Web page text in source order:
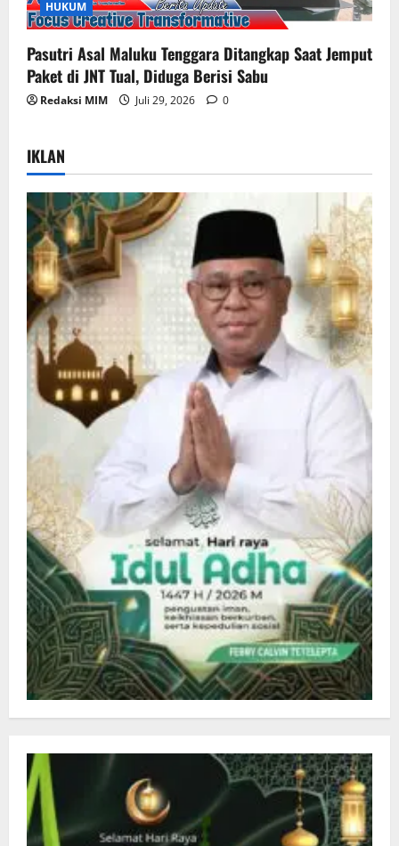
HUKUM
Pasutri Asal Maluku Tenggara Ditangkap Saat Jemput
Paket di JNT Tual, Diduga Berisi Sabu
Redaksi MIM Juli 29, 2026 0
IKLAN